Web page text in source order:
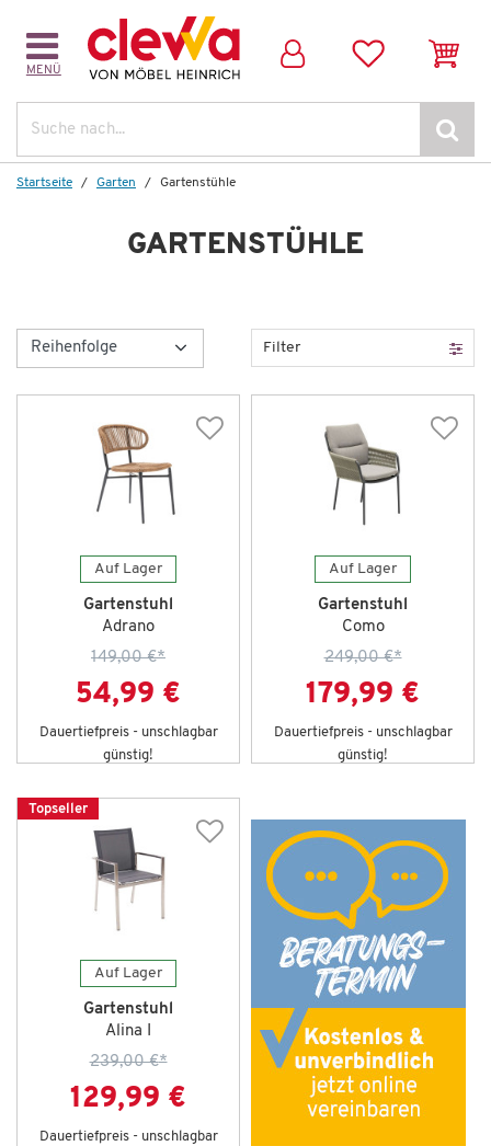
MENÜ
Startseite Garten Gartenstühle
GARTENSTÜHLE
Filter
Auf Lager
Gartenstuhl
Adrano
149,00 €*
54,99 €
Dauertiefpreis - unschlagbar
günstig!
Auf Lager
Gartenstuhl
Como
249,00 €*
179,99 €
Dauertiefpreis - unschlagbar
günstig!
Topseller
Auf Lager
Gartenstuhl
Alina I
239,00 €*
129,99 €
Dauertiefpreis - unschlagbar